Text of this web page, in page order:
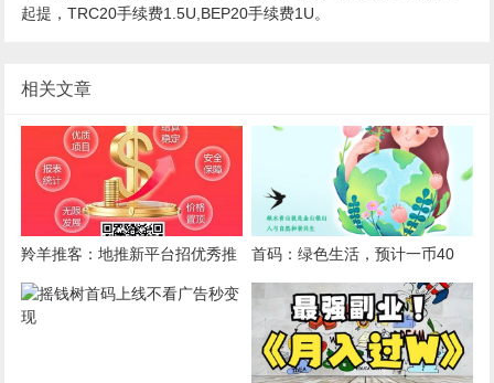
起提，TRC20手续费1.5U,BEP20手续费1U。
相关文章
羚羊推客：地推新平台招优秀推
手，价格置顶，邀请无限代
首码：绿色生活，预计一币40